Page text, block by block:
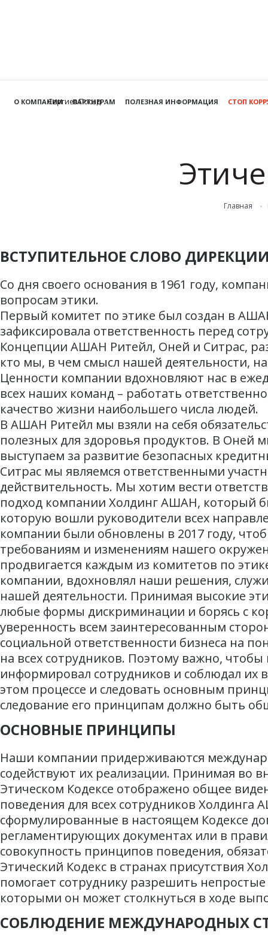
Сергиев Посад
О КОМПАНИИ ПАРТНЕРАМ ПОЛЕЗНАЯ ИНФОРМАЦИЯ СТОП
Главная
ВСТУПИТЕЛЬНОЕ СЛОВО
Со дня своего основания в 1961 году,
вопросам этики.
Первый комитет по этике был создан в
зафиксировала ответственность перед
Концепции АШАН Ритейл, Оней и Ситрас,
кто мы, в чем смысл нашей деятельности,
Ценности компании вдохновляют нас в
всех наших команд – работать
качество жизни наибольшего числа людей.
В АШАН Ритейл мы взяли на себя
полезных для здоровья продуктов. В Оней
выступаем за развитие безопасных
Ситрас мы являемся ответственными
действительность. Мы хотим вести
подход компании Холдинг АШАН, который
которую вошли руководители всех
компании были обновлены в 2017 году,
требованиям и изменениям нашего
продвигается каждым из комитетов по
компании, вдохновлял наши решения,
нашей деятельности. Принимая высокие
любые формы дискриминации и борясь с
уверенность всем заинтересованным
социальной ответственности бизнеса на
на всех сотрудников. Поэтому важно,
информировал сотрудников и соблюдал их
этом процессе и следовать основным
следование его принципам должно быть
ОСНОВНЫЕ ПРИНЦИПЫ
Наши компании придерживаются
содействуют их реализации. Принимая во
Этическом Кодексе отображено общее
поведения для всех сотрудников
сформулированные в настоящем Кодексе
регламентирующих документах или в
совокупность принципов поведения,
Этический Кодекс в странах присутствия
помогает сотруднику разрешить
которыми он может столкнуться в ходе
СОБЛЮДЕНИЕ МЕЖДУНАРОДНЫХ